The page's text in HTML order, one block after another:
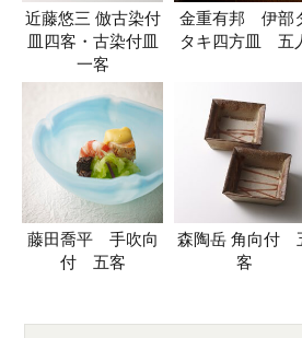
近藤悠三 倣古染付
皿四客・古染付皿
一客
金重有邦 伊部
タキ四方皿 五
藤田喬平 手吹向
付 五客
森陶岳 角向付
客